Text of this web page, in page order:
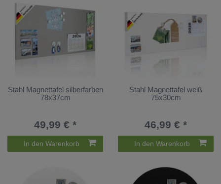
Stahl Magnettafel silberfarben
78x37cm
49,99 € *
In den Warenkorb
Stahl Magnettafel weiß
75x30cm
46,99 € *
In den Warenkorb